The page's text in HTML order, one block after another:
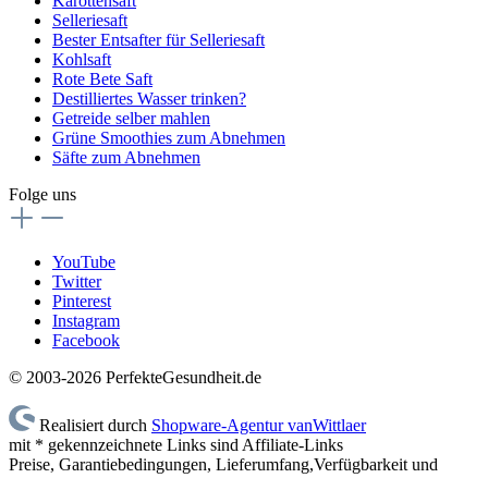
Selleriesaft
Bester Entsafter für Selleriesaft
Kohlsaft
Rote Bete Saft
Destilliertes Wasser trinken?
Getreide selber mahlen
Grüne Smoothies zum Abnehmen
Säfte zum Abnehmen
Folge uns
YouTube
Twitter
Pinterest
Instagram
Facebook
© 2003-2026 PerfekteGesundheit.de
Realisiert durch Shopware-Agentur vanWittlaer
mit * gekennzeichnete Links sind Affiliate-Links
Preise, Garantiebedingungen, Lieferumfang,Verfügbarkeit und